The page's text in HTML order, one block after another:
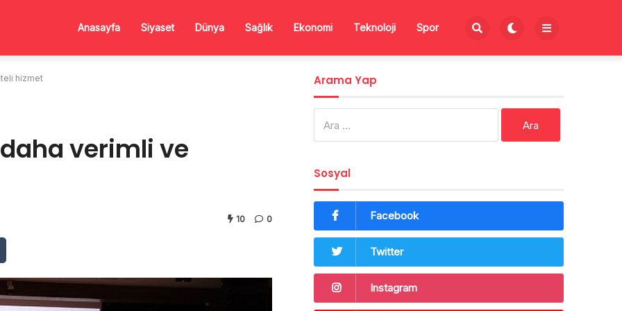
Anasayfa Siyaset Dünya Sağlık Ekonomi Teknoloji Spor
hizmet
verimli ve
10 0
Arama Yap
Sosyal
Facebook
Twitter
Instagram